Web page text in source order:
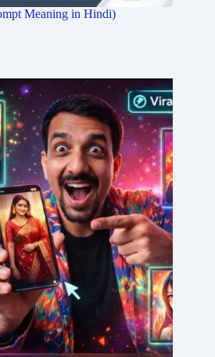
Meaning in Hindi)